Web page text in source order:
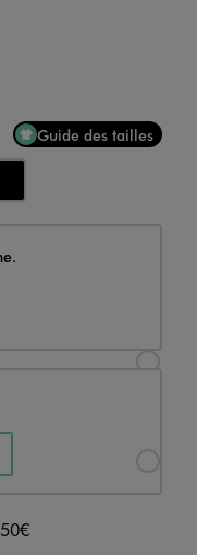
Guide des tailles
de livraison « Retrait